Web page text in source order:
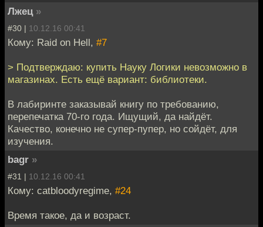
Лжец »
#30 | 10.12.16 00:41
Кому: Raid on Hell, #7
> Подтверждаю: купить Науку Логики невозможно в
магазинах. Есть ещё вариант: библиотеки.
В лабиринте заказывай книгу по требованию,
перепечатка 70-го года. Ищущий, да найдёт.
Качество, конечно не супер-пупер, но сойдёт, для
изучения.
bagr »
#31 | 10.12.16 00:41
Кому: catbloodyregime, #24
Время такое, да и возраст.